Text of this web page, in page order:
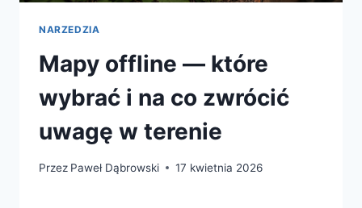
NARZEDZIA
Mapy offline — które
wybrać i na co zwrócić
uwagę w terenie
Przez Paweł Dąbrowski 17 kwietnia 2026